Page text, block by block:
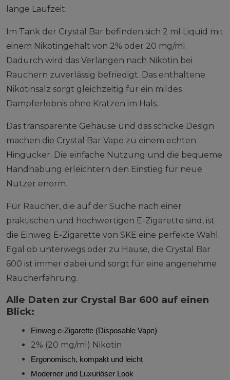
lange Laufzeit.
Im Tank der Crystal Bar befinden sich 2 ml Liquid mit
einem Nikotingehalt von 2% oder 20 mg/ml.
Dadurch wird das Verlangen nach Nikotin bei
Rauchern zuverlässig befriedigt. Das enthaltene
Nikotinsalz sorgt gleichzeitig für ein mildes
Dampferlebnis ohne Kratzen im Hals.
Das transparente Gehäuse und das schicke Design
machen die Crystal Bar Vape zu einem echten
Hingucker. Die einfache Nutzung und die bequeme
Handhabung erleichtern den Einstieg für neue
Nutzer enorm.
Für Raucher, die auf der Suche nach einer
praktischen und hochwertigen E-Zigarette sind, ist
die Einweg E-Zigarette von SKE eine perfekte Wahl.
Egal ob unterwegs oder zu Hause, die Crystal Bar
600 ist immer dabei und sorgt für eine angenehme
Raucherfahrung.
Alle Daten zur Crystal Bar 600 auf einen
Blick:
Einweg e-Zigarette (Disposable Vape)
2% (20 mg/ml) Nikotin
Ergonomisch, kompakt und leicht
Moderner und Luxuriöser Look